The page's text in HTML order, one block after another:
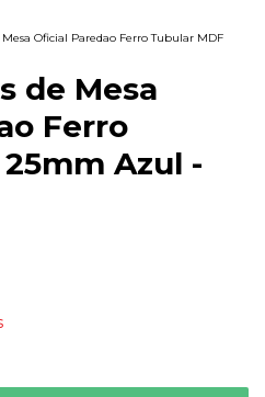
Mesa Oficial Paredao Ferro Tubular MDF
de Mesa
Ferro
Azul -